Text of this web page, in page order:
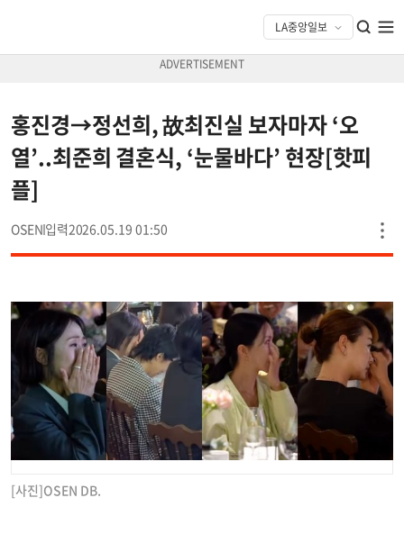
홍진경→정선희, 故최진실 보자마자 ‘오
열’..최준희 결혼식, ‘눈물바다’ 현장[핫피
플]
OSEN 2026.05.19 01:50
[사진]OSEN DB.